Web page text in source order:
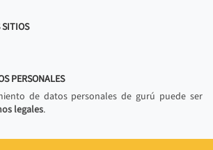
SITIOS
PERSONALES
de datos personales de gurú puede ser
legales.